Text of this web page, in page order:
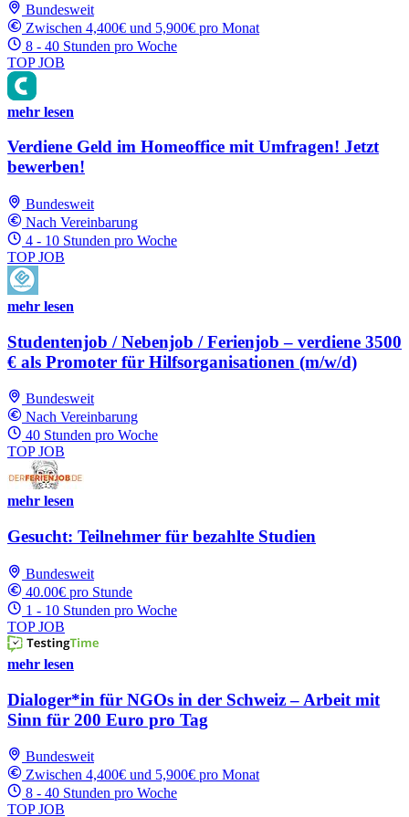
Bundesweit
Zwischen 4,400€ und 5,900€ pro Monat
8 - 40 Stunden pro Woche
TOP JOB
mehr lesen
Verdiene Geld im Homeoffice mit Umfragen! Jetzt
bewerben!
Bundesweit
Nach Vereinbarung
4 - 10 Stunden pro Woche
TOP JOB
mehr lesen
Studentenjob / Nebenjob / Ferienjob – verdiene 3500
€ als Promoter für Hilfsorganisationen (m/w/d)
Bundesweit
Nach Vereinbarung
40 Stunden pro Woche
TOP JOB
mehr lesen
Gesucht: Teilnehmer für bezahlte Studien
Bundesweit
40.00€ pro Stunde
1 - 10 Stunden pro Woche
TOP JOB
mehr lesen
Dialoger*in für NGOs in der Schweiz – Arbeit mit
Sinn für 200 Euro pro Tag
Bundesweit
Zwischen 4,400€ und 5,900€ pro Monat
8 - 40 Stunden pro Woche
TOP JOB